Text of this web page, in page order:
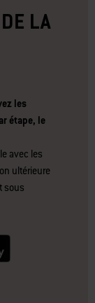
LA
les
étape, le
avec les
ultérieure
sous